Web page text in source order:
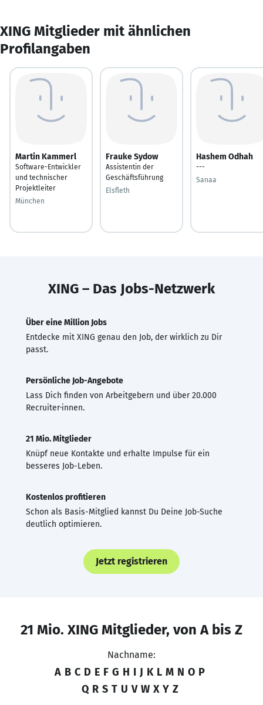
XING Mitglieder mit ähnlichen
Profilangaben
Martin Kammerl
Software-Entwickler
und technischer
Projektleiter
München
Frauke Sydow
Assistentin der
Geschäftsführung
Elsfleth
Hashem Odhah
---
Sanaa
XING – Das Jobs-Netzwerk
Über eine Million Jobs
Entdecke mit XING genau den Job, der wirklich zu Dir
passt.
Persönliche Job-Angebote
Lass Dich finden von Arbeitgebern und über 20.000
Recruiter·innen.
21 Mio. Mitglieder
Knüpf neue Kontakte und erhalte Impulse für ein
besseres Job-Leben.
Kostenlos profitieren
Schon als Basis-Mitglied kannst Du Deine Job-Suche
deutlich optimieren.
Jetzt registrieren
21 Mio. XING Mitglieder, von A bis Z
Nachname:
A B C D E F G H I J K L M N O P
Q R S T U V W X Y Z